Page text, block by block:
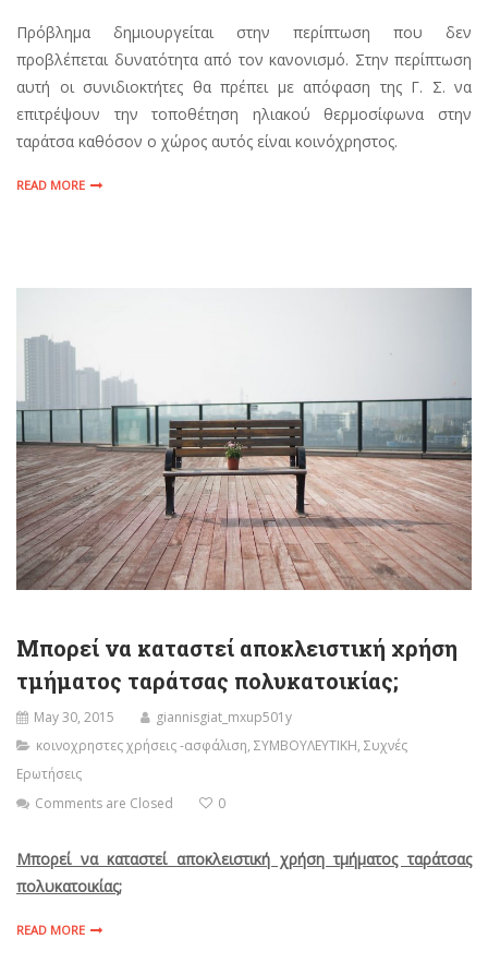
Πρόβλημα δημιουργείται στην περίπτωση που δεν
προβλέπεται δυνατότητα από τον κανονισμό. Στην περίπτωση
αυτή οι συνιδιοκτήτες θα πρέπει με απόφαση της Γ. Σ. να
επιτρέψουν την τοποθέτηση ηλιακού θερμοσίφωνα στην
ταράτσα καθόσον ο χώρος αυτός είναι κοινόχρηστος.
READ MORE
Μπορεί να καταστεί αποκλειστική χρήση
τμήματος ταράτσας πολυκατοικίας;
May 30, 2015
giannisgiat_mxup501y
κοινοχρηστες χρήσεις -ασφάλιση, ΣΥΜΒΟΥΛΕΥΤΙΚΗ, Συχνές
Ερωτήσεις
Comments are Closed
0
Μπορεί να καταστεί αποκλειστική χρήση τμήματος ταράτσας
πολυκατοικίας;
READ MORE